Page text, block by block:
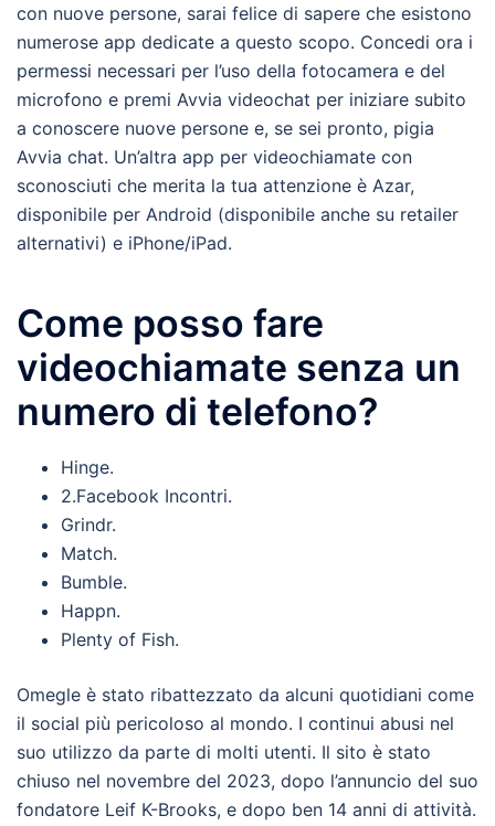
con nuove persone, sarai felice di sapere che esistono
numerose app dedicate a questo scopo. Concedi ora i
permessi necessari per l’uso della fotocamera e del
microfono e premi Avvia videochat per iniziare subito
a conoscere nuove persone e, se sei pronto, pigia
Avvia chat. Un’altra app per videochiamate con
sconosciuti che merita la tua attenzione è Azar,
disponibile per Android (disponibile anche su retailer
alternativi) e iPhone/iPad.
Come posso fare
videochiamate senza un
numero di telefono?
Hinge.
2.Facebook Incontri.
Grindr.
Match.
Bumble.
Happn.
Plenty of Fish.
Omegle è stato ribattezzato da alcuni quotidiani come
il social più pericoloso al mondo. I continui abusi nel
suo utilizzo da parte di molti utenti. Il sito è stato
chiuso nel novembre del 2023, dopo l’annuncio del suo
fondatore Leif K-Brooks, e dopo ben 14 anni di attività.